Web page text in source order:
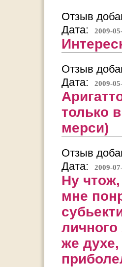
Отзыв
Дата:
2009-
Отзыв
Дата:
2009-
только
мерси)
Отзыв
Дата:
2009-
Ну
мне
же